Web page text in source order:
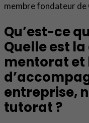
membre fondateur
Qu’est-ce
Quelle est
mentorat et
entreprise,
tutorat ?